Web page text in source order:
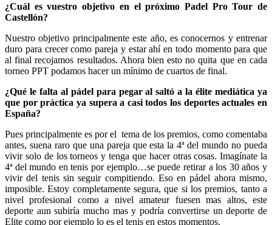
¿Cuál es vuestro objetivo en el próximo Padel Pro Tour de
Castellón?
Nuestro objetivo principalmente este año, es conocernos y entrenar
duro para crecer como pareja y estar ahí en todo momento para que
al final recojamos resultados. Ahora bien esto no quita que en cada
torneo PPT podamos hacer un mínimo de cuartos de final.
¿Qué le falta al pádel para pegar al saltó a la élite mediática ya
que por práctica ya supera a casi todos los deportes actuales en
España?
Pues principalmente es por el tema de los premios, como comentaba
antes, suena raro que una pareja que esta la 4ª del mundo no pueda
vivir solo de los torneos y tenga que hacer otras cosas. Imagínate la
4ª del mundo en tenis por ejemplo…se puede retirar a los 30 años y
vivir del tenis sin seguir compitiendo. Eso en pádel ahora mismo,
imposible. Estoy completamente segura, que si los premios, tanto a
nivel profesional como a nivel amateur fuesen mas altos, este
deporte aun subiría mucho mas y podría convertirse un deporte de
Elite como por ejemplo lo es el tenis en estos momentos.